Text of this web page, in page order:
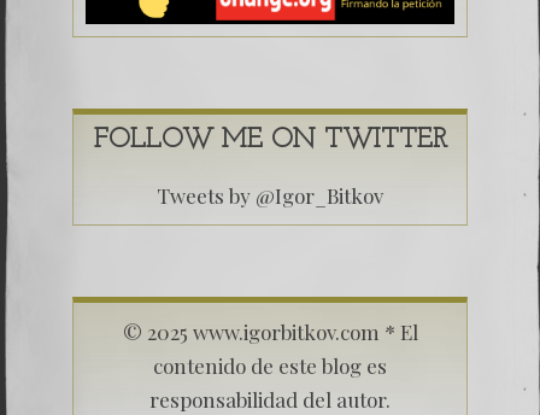
FOLLOW ME ON TWITTER
Tweets by @Igor_Bitkov
© 2025 www.igorbitkov.com * El
contenido de este blog es
responsabilidad del autor.